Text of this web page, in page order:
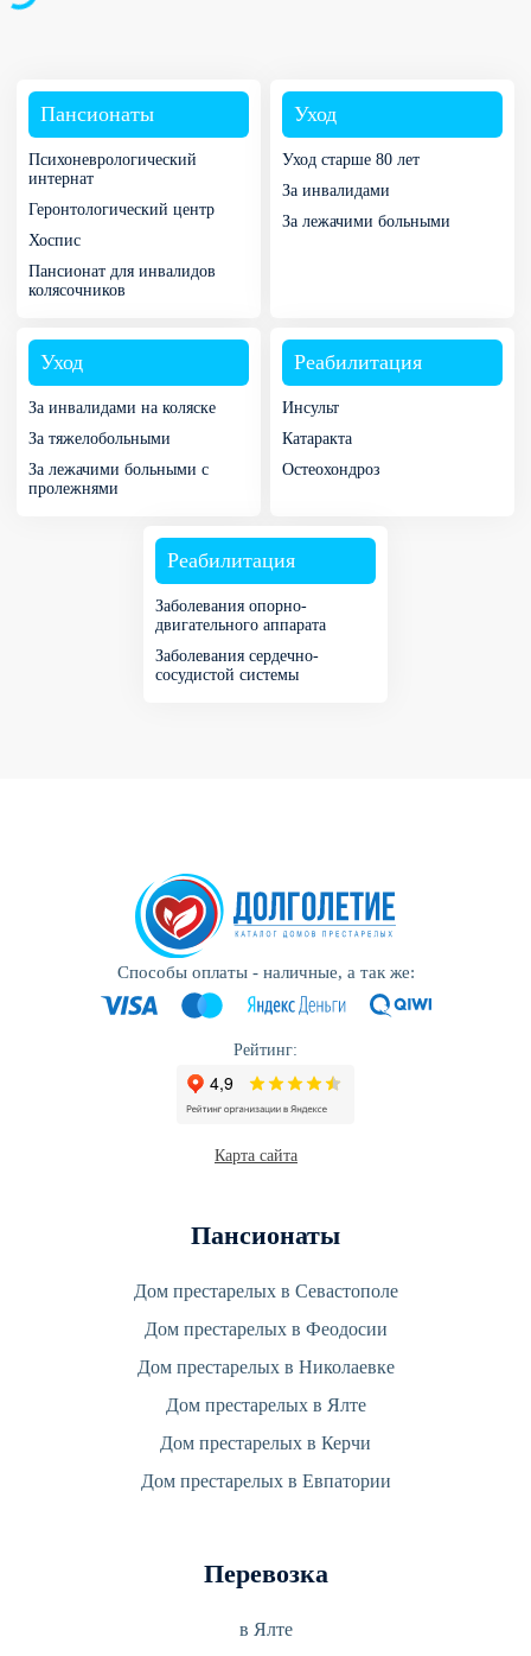
Пансионаты
Психоневрологический
интернат
Геронтологический центр
Хоспис
Пансионат для инвалидов
колясочников
Уход
Уход старше 80 лет
За инвалидами
За лежачими больными
Уход
За инвалидами на коляске
За тяжелобольными
За лежачими больными с
пролежнями
Реабилитация
Инсульт
Катаракта
Остеохондроз
Реабилитация
Заболевания опорно-
двигательного аппарата
Заболевания сердечно-
сосудистой системы
Способы оплаты - наличные, а так же:
Рейтинг:
Карта сайта
Пансионаты
Дом престарелых в Севастополе
Дом престарелых в Феодосии
Дом престарелых в Николаевке
Дом престарелых в Ялте
Дом престарелых в Керчи
Дом престарелых в Евпатории
Перевозка
в Ялте